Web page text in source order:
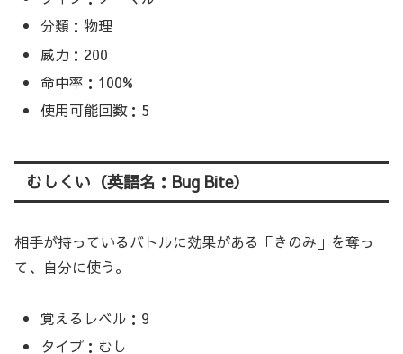
分類：物理
威力：200
命中率：100%
使用可能回数：5
むしくい（英語名：Bug Bite）
相手が持っているバトルに効果がある「きのみ」を奪っ
て、自分に使う。
覚えるレベル：9
タイプ：むし